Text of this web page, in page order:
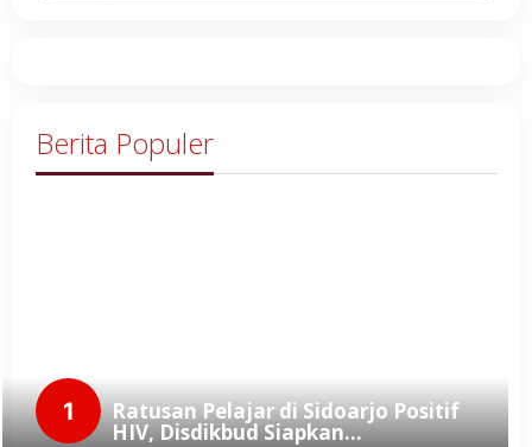
Berita Populer
1 Ratusan Pelajar di Sidoarjo Positif
HIV, Disdikbud Siapkan…